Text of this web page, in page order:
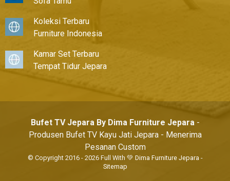
Koleksi Terbaru
Furniture Indonesia
Kamar Set Terbaru
Tempat Tidur Jepara
Bufet TV Jepara By Dima Furniture Jepara-
Produsen Bufet TV Kayu Jati Jepara - Menerima
Pesanan Custom
© Copyright 2016 - 2026 Full With 💚 Dima Furniture Jepara-
Sitemap